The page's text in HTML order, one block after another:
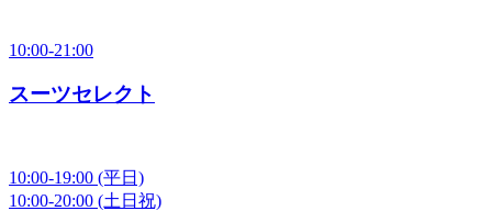
10:00-21:00
スーツセレクト
10:00-19:00 (平日)
10:00-20:00 (土日祝)